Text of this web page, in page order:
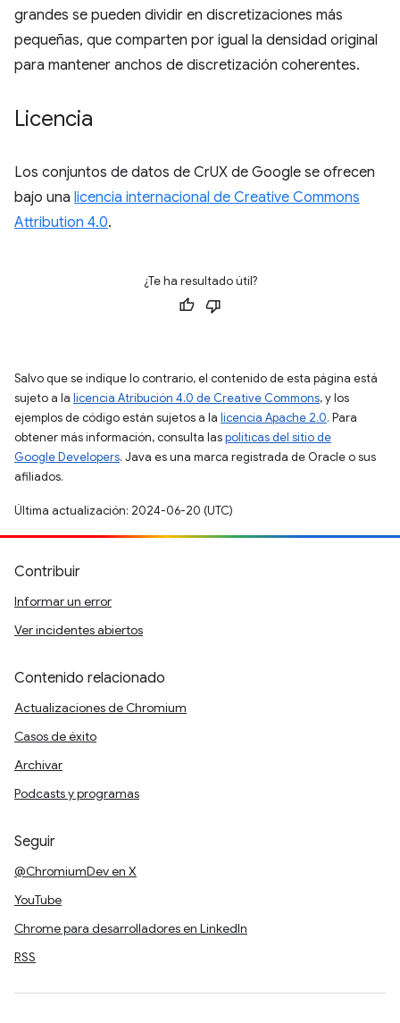
grandes se pueden dividir en discretizaciones más
pequeñas, que comparten por igual la densidad original
para mantener anchos de discretización coherentes.
Licencia
Los conjuntos de datos de CrUX de Google se ofrecen
bajo una licencia internacional de Creative Commons
Attribution 4.0.
¿Te ha resultado útil?
Salvo que se indique lo contrario, el contenido de esta página está
sujeto a la licencia Atribución 4.0 de Creative Commons, y los
ejemplos de código están sujetos a la licencia Apache 2.0. Para
obtener más información, consulta laspolíticas del sitio de
Google Developers. Java es una marca registrada de Oracle o sus
afiliados.
Última actualización: 2024-06-20 (UTC)
Contribuir
Informar un error
Ver incidentes abiertos
Contenido relacionado
Actualizaciones de Chromium
Casos de éxito
Archivar
Podcasts y programas
Seguir
@ChromiumDev en X
YouTube
Chrome para desarrolladores en LinkedIn
RSS